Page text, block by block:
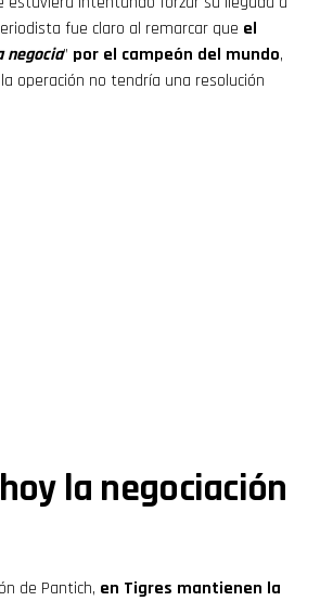
fue claro al remarcar que el
negocia” por el campeón del mundo,
operación no tendría una resolución
la negociación
de Pantich, en Tigres mantienen la